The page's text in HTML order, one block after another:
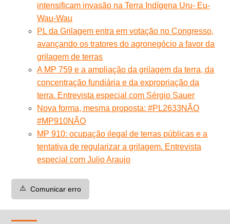
intensificam invasão na Terra Indígena Uru- Eu-
Wau-Wau
PL da Grilagem entra em votação no Congresso,
avançando os tratores do agronegócio a favor da
grilagem de terras
A MP 759 e a ampliação da grilagem da terra, da
concentração fundiária e da expropriação da
terra. Entrevista especial com Sérgio Sauer
Nova forma, mesma proposta: #PL2633NÃO
#MP910NÃO
MP 910: ocupação ilegal de terras públicas e a
tentativa de regularizar a grilagem. Entrevista
especial com Julio Araujo
⚠️ Comunicar erro